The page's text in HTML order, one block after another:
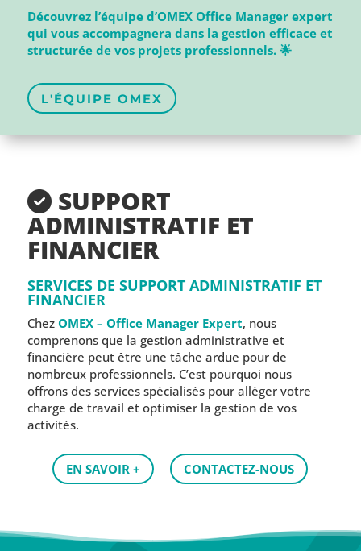
Découvrez l’équipe d’OMEX Office Manager expert
qui vous accompagnera dans la gestion efficace et
structurée de vos projets professionnels. 🌟
L'ÉQUIPE OMEX
SUPPORT
ADMINISTRATIF ET
FINANCIER
SERVICES DE SUPPORT ADMINISTRATIF ET
FINANCIER
Chez OMEX – Office Manager Expert, nous
comprenons que la gestion administrative et
financière peut être une tâche ardue pour de
nombreux professionnels. C’est pourquoi nous
offrons des services spécialisés pour alléger votre
charge de travail et optimiser la gestion de vos
activités.
EN SAVOIR + CONTACTEZ-NOUS